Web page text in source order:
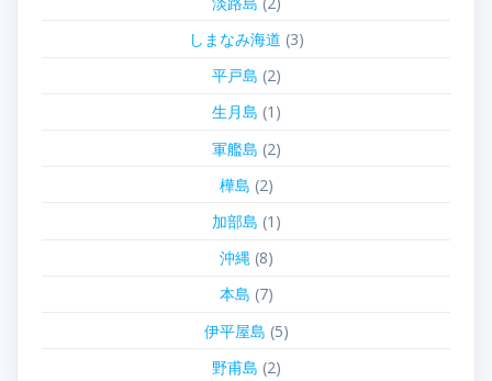
しまなみ海道 (3)
平戸島 (2)
生月島 (1)
軍艦島 (2)
樺島 (2)
加部島 (1)
沖縄(8)
本島 (7)
伊平屋島 (5)
野甫島 (2)